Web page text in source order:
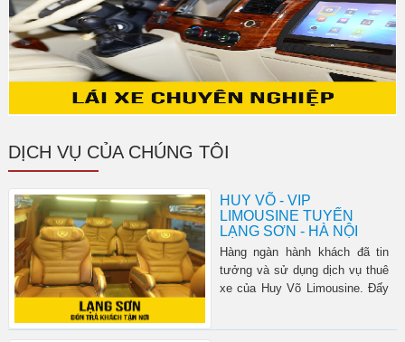
DỊCH VỤ CỦA CHÚNG TÔI
HUY VÕ - VIP
LIMOUSINE TUYẾN
LẠNG SƠN - HÀ NỘI
Hàng ngàn hành khách đã tin
tưởng và sử dụng dịch vụ thuê
xe của Huy Võ Limousine. Đấy